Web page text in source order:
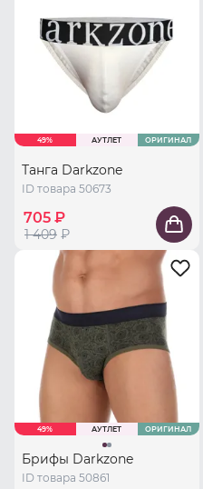
49% АУТЛЕТ ОРИГИНАЛ
Танга Darkzone
ID товара 50673
705 ₽
1 409 ₽
49% АУТЛЕТ ОРИГИНАЛ
Брифы Darkzone
ID товара 50861